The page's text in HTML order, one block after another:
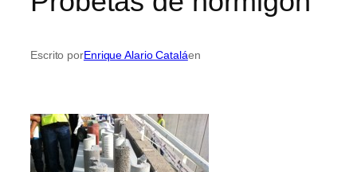
Escrito porEnrique Alario Cataláen